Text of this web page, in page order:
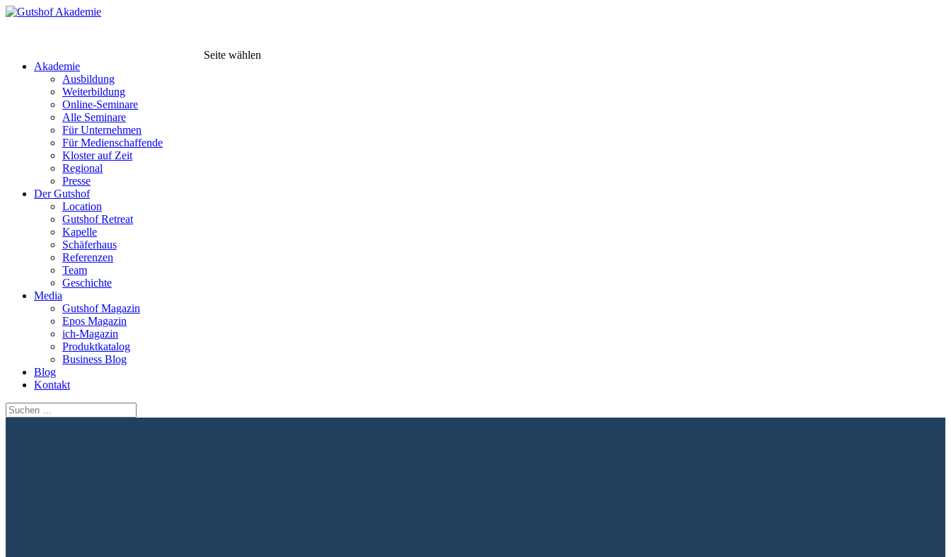
Akademie
Ausbildung
Weiterbildung
Online-Seminare
Alle Seminare
Für Unternehmen
Für Medienschaffende
Kloster auf Zeit
Regional
Presse
Der Gutshof
Location
Gutshof Retreat
Kapelle
Schäferhaus
Referenzen
Team
Geschichte
Media
Gutshof Magazin
Epos Magazin
ich-Magazin
Produktkatalog
Business Blog
Blog
Kontakt
Seite wählen